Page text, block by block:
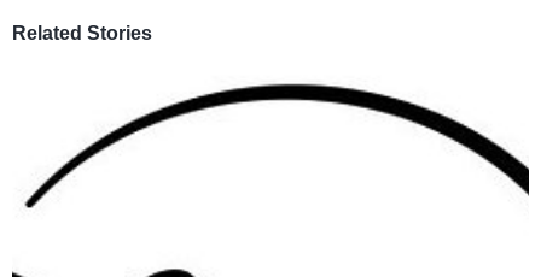
Related Stories